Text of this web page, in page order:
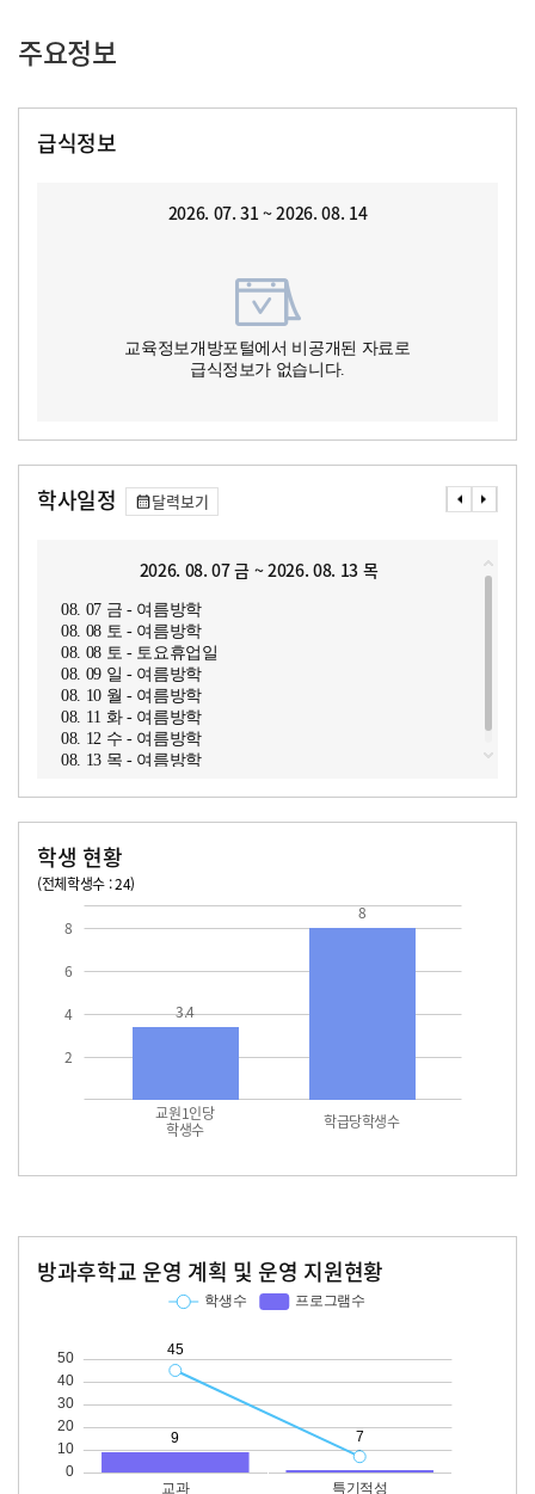
주요정보
급식정보
2026. 07. 31 ~ 2026. 08. 14
교육정보개방포털에서 비공개된 자료로
급식정보가 없습니다.
학사일정 달력보기
2026. 08. 07 금 ~ 2026. 08. 13 목
08. 07 금 - 여름방학
08. 08 토 - 여름방학
08. 08 토 - 토요휴업일
08. 09 일 - 여름방학
08. 10 월 - 여름방학
08. 11 화 - 여름방학
08. 12 수 - 여름방학
08. 13 목 - 여름방학
학생 현황
(전체학생수 : 24)
2
4
6
8
교원1인당
학생수 학급당학생수
3.4
8
방과후학교 운영 계획 및 운영 지원현황